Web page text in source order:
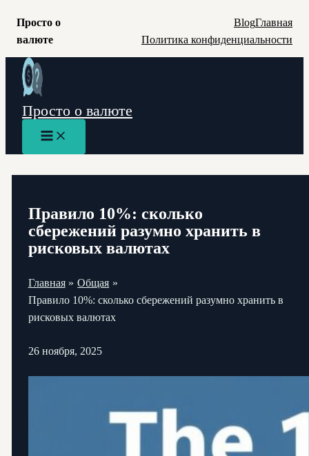
Просто о
валюте
BlogГлавная
Политика конфиденциальности
Перейти
содержимому
Просто о валюте
Main
Menu
Правило 10%: сколько
сбережений разумно хранить в
рисковых валютах
Главная
Общая
Правило 10%: сколько сбережений разумно хранить в
рисковых валютах
26 ноября, 2025